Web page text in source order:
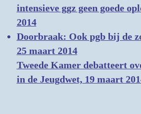
intensieve ggz geen goede
2014
Doorbraak: Ook pgb bij de
25 maart 2014
Tweede Kamer debatteert
in de Jeugdwet, 19 maart